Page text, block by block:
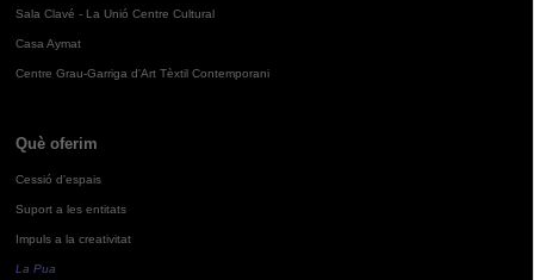
Sala Clavé - La Unió Centre Cultural
Casa Aymat
Centre Grau-Garriga d'Art Tèxtil Contemporani
Què oferim
Cessió d'espais
Suport a les entitats
Impuls a la creativitat
La Pua